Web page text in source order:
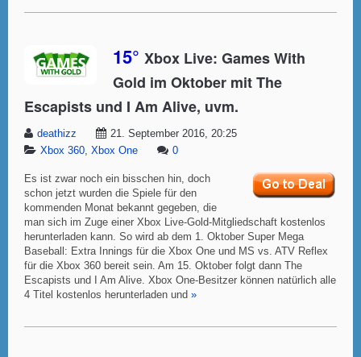
15° Xbox Live: Games With
Gold im Oktober mit The
Escapists und I Am Alive, uvm.
deathizz
21. September 2016, 20:25
Xbox 360 Xbox One 0
Es ist zwar noch ein bisschen hin, doch
schon jetzt wurden die Spiele für den
kommenden Monat bekannt gegeben, die
man sich im Zuge einer Xbox Live-Gold-Mitgliedschaft kostenlos
herunterladen kann. So wird ab dem 1. Oktober Super Mega
Baseball: Extra Innings für die Xbox One und MS vs. ATV Reflex
für die Xbox 360 bereit sein. Am 15. Oktober folgt dann The
Escapists und I Am Alive. Xbox One-Besitzer können natürlich alle
4 Titel kostenlos herunterladen und »